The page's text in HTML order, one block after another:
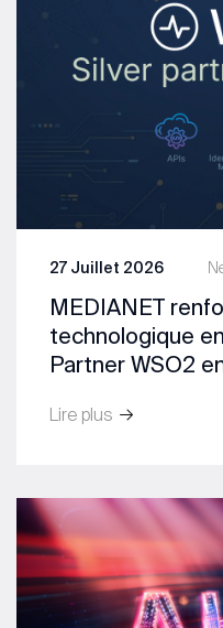
27 Juillet 2026
MEDIANET
technologique
Partner WSO2
Lire plus